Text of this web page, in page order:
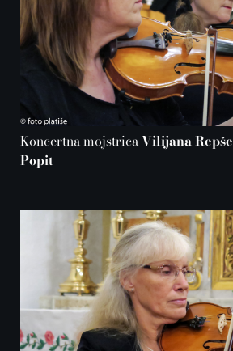
Koncertna mojstricaVilijana Repše
Popit